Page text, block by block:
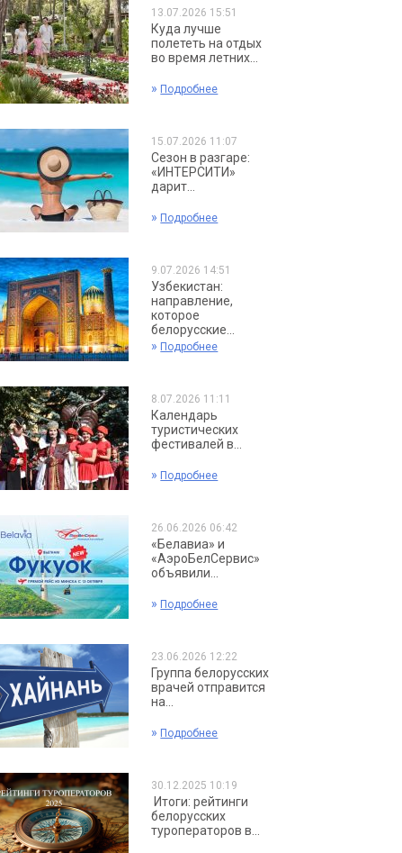
13.07.2026 15:51
Куда лучше
полететь на отдых
во время летних...
» Подробнее
15.07.2026 11:07
Сезон в разгаре:
«ИНТЕРСИТИ»
дарит...
» Подробнее
9.07.2026 14:51
Узбекистан:
направление,
которое
белорусские...
» Подробнее
8.07.2026 11:11
Календарь
туристических
фестивалей в...
» Подробнее
26.06.2026 06:42
«Белавиа» и
«АэроБелСервис»
объявили...
» Подробнее
23.06.2026 12:22
Группа белорусских
врачей отправится
на...
» Подробнее
30.12.2025 10:19
Итоги: рейтинги
белорусских
туроператоров в...